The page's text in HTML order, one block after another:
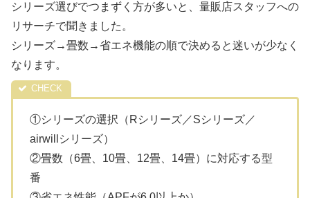
シリーズ選びでつまずく方が多いと、量販店スタッフへの
リサーチで聞きました。
シリーズ→畳数→省エネ機能の順で決めると迷いが少なく
なります。
①シリーズの選択（Rシリーズ／Sシリーズ／
airwillシリーズ）
②畳数（6畳、10畳、12畳、14畳）に対応する型
番